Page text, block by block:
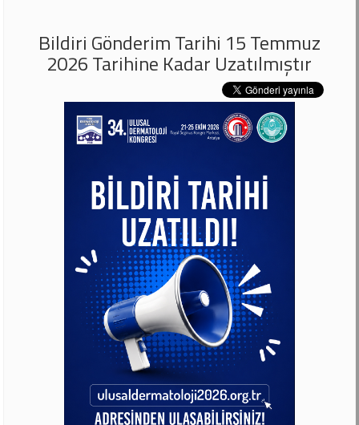
Bildiri Gönderim Tarihi 15 Temmuz
2026 Tarihine Kadar Uzatılmıştır